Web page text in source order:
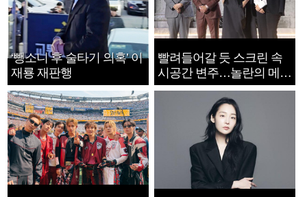
‘뺑소니 후 술타기 의혹’ 이
재룡 재판행
빨려들어갈 듯 스크린 속
시공간 변주…놀란의 메시
지는 ‘전쟁 속죄’